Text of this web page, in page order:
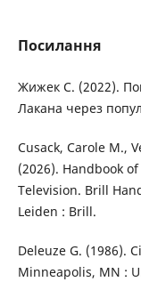
Посилання
Жижек С. (2022).
Лакана через
Cusack, Carole M.,
(2026). Handbook
Television. Brill
Leiden : Brill.
Deleuze G. (1986).
Minneapolis, MN :